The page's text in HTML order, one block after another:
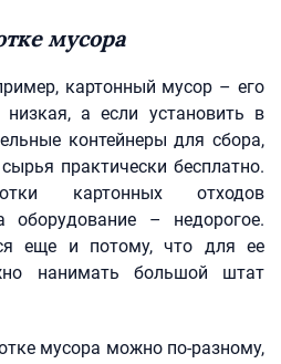
мусора
картонный мусор – его
низкая, а если установить в
контейнеры для сбора,
практически бесплатно.
картонных отходов
оборудование – недорогое.
еще и потому, что для ее
нанимать большой штат
мусора можно по-разному,